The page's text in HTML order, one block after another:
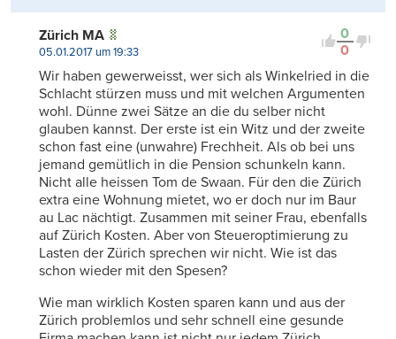
0
0
Zürich MA
05.01.2017 um 19:33
Wir haben gewerweisst, wer sich als Winkelried in die
Schlacht stürzen muss und mit welchen Argumenten
wohl. Dünne zwei Sätze an die du selber nicht
glauben kannst. Der erste ist ein Witz und der zweite
schon fast eine (unwahre) Frechheit. Als ob bei uns
jemand gemütlich in die Pension schunkeln kann.
Nicht alle heissen Tom de Swaan. Für den die Zürich
extra eine Wohnung mietet, wo er doch nur im Baur
au Lac nächtigt. Zusammen mit seiner Frau, ebenfalls
auf Zürich Kosten. Aber von Steueroptimierung zu
Lasten der Zürich sprechen wir nicht. Wie ist das
schon wieder mit den Spesen?
Wie man wirklich Kosten sparen kann und aus der
Zürich problemlos und sehr schnell eine gesunde